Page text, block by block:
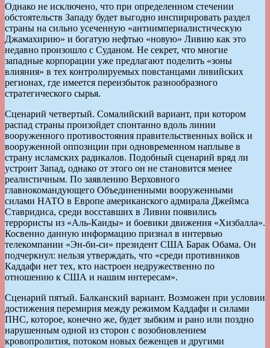
Однако не исключено, что при определенном стечении
обстоятельств Западу будет выгодно инспирировать раздел
страны на сильно усеченную «антиимпериалистическую
Джамахирию» и богатую нефтью «новую» Ливию как это
недавно произошло с Суданом. Не секрет, что многие
западные корпорации уже предлагают поделить «зоны
влияния» в тех контролируемых повстанцами ливийских
регионах, где имеется переизбыток разнообразного
стратегического сырья.
Сценарий четвертый. Сомалийский вариант, при котором
распад страны произойдет спонтанно вдоль линии
вооруженного противостояния правительственных войск и
вооруженной оппозиции при одновременном наплыве в
страну исламских радикалов. Подобный сценарий вряд ли
устроит Запад, однако от этого он не становится менее
реалистичным. По заявлению Верховного
главнокомандующего Объединенными вооруженными
силами НАТО в Европе американского адмирала Джеймса
Ставридиса, среди восставших в Ливии появились
террористы из «Аль-Каиды» и боевики движения «Хизбалла».
Косвенно данную информацию признал в интервью
телекомпании «Эн-би-си» президент США Барак Обама. Он
подчеркнул: нельзя утверждать, что «среди противников
Каддафи нет тех, кто настроен недружественно по
отношению к США и нашим интересам».
Сценарий пятый. Балканский вариант. Возможен при условии
достижения перемирия между режимом Каддафи и силами
ПНС, которое, конечно же, будет зыбким и рано или поздно
нарушенным одной из сторон с возобновлением
кровопролития, потоком новых беженцев и другими